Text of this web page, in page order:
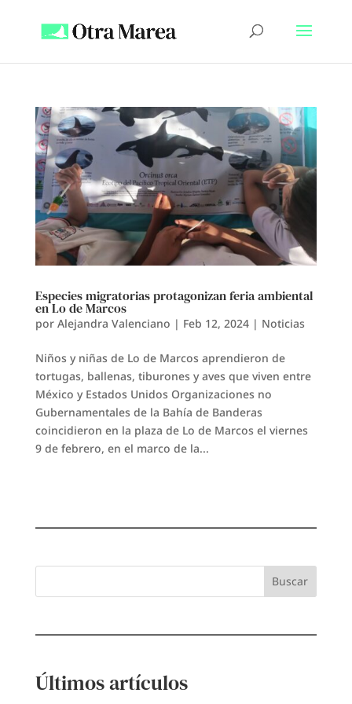
Especies migratorias protagonizan feria ambiental
en Lo de Marcos
por Alejandra Valenciano | Feb 12, 2024| Noticias
Niños y niñas de Lo de Marcos aprendieron de
tortugas, ballenas, tiburones y aves que viven entre
México y Estados Unidos Organizaciones no
Gubernamentales de la Bahía de Banderas
coincidieron en la plaza de Lo de Marcos el viernes
9 de febrero, en el marco de la...
Buscar
Últimos artículos